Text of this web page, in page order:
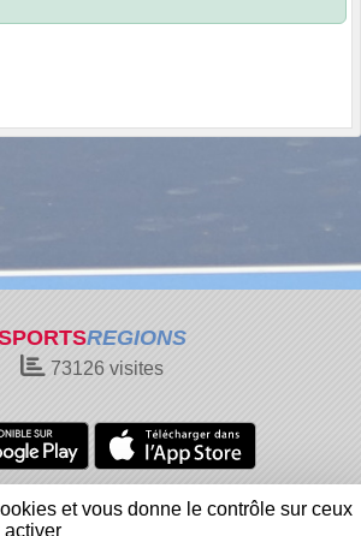
REGIONS
73126visites
Gestion des cookies
Signaler un contenu inapproprié
et vous donne le contrôle sur ceux
activer